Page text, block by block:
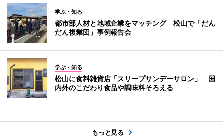
学ぶ・知る
都市部人材と地域企業をマッチング 松山で「だん
だん複業団」事例報告会
学ぶ・知る
松山に食料雑貨店「スリープサンデーサロン」 国
内外のこだわり食品や調味料そろえる
もっと見る